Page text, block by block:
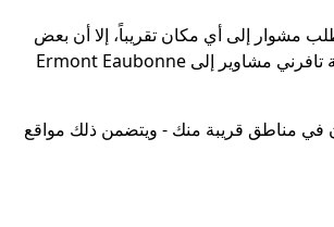
مشوار إلى أي مكان تقريباً، إلا أن بعض
الوجهات أكثر شعبيةً من غيرها. يطلب ركاب أوبر الذين يتنقلون في مدينة تافرني مشاوير إلى Ermont Eaubonne
في مناطق قريبة منك - ويتضمن ذلك مواقع